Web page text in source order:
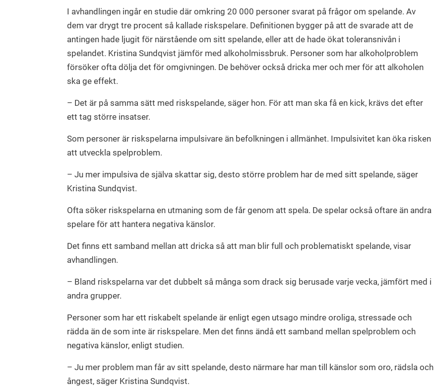
I avhandlingen ingår en studie där omkring 20 000 personer svarat på frågor om spelande. Av
dem var drygt tre procent så kallade riskspelare. Definitionen bygger på att de svarade att de
antingen hade ljugit för närstående om sitt spelande, eller att de hade ökat toleransnivån i
spelandet. Kristina Sundqvist jämför med alkoholmissbruk. Personer som har alkoholproblem
försöker ofta dölja det för omgivningen. De behöver också dricka mer och mer för att alkoholen
ska ge effekt.
– Det är på samma sätt med riskspelande, säger hon. För att man ska få en kick, krävs det efter
ett tag större insatser.
Som personer är riskspelarna impulsivare än befolkningen i allmänhet. Impulsivitet kan öka risken
att utveckla spelproblem.
– Ju mer impulsiva de själva skattar sig, desto större problem har de med sitt spelande, säger
Kristina Sundqvist.
Ofta söker riskspelarna en utmaning som de får genom att spela. De spelar också oftare än andra
spelare för att hantera negativa känslor.
Det finns ett samband mellan att dricka så att man blir full och problematiskt spelande, visar
avhandlingen.
– Bland riskspelarna var det dubbelt så många som drack sig berusade varje vecka, jämfört med i
andra grupper.
Personer som har ett riskabelt spelande är enligt egen utsago mindre oroliga, stressade och
rädda än de som inte är riskspelare. Men det finns ändå ett samband mellan spelproblem och
negativa känslor, enligt studien.
– Ju mer problem man får av sitt spelande, desto närmare har man till känslor som oro, rädsla och
ångest, säger Kristina Sundqvist.